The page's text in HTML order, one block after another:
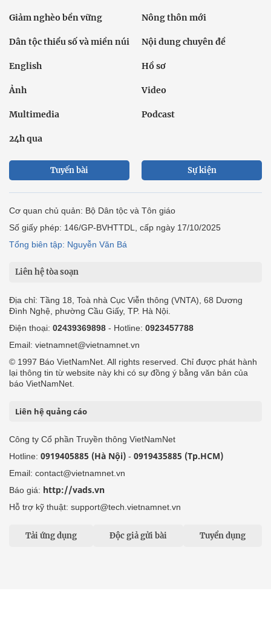
Giảm nghèo bền vững Nông thôn mới
Dân tộc thiểu số và miền núi Nội dung chuyên đề
English Hồ sơ
Ảnh Video
Multimedia Podcast
24h qua
Tuyến bài Sự kiện
Cơ quan chủ quản: Bộ Dân tộc và Tôn giáo
Số giấy phép: 146/GP-BVHTTDL, cấp ngày 17/10/2025
Tổng biên tập: Nguyễn Văn Bá
Liên hệ tòa soạn
Địa chỉ: Tầng 18, Toà nhà Cục Viễn thông (VNTA), 68 Dương
Đình Nghệ, phường Cầu Giấy, TP. Hà Nội.
Điện thoại: 02439369898 - Hotline: 0923457788
Email: vietnamnet@vietnamnet.vn
© 1997 Báo VietNamNet. All rights reserved. Chỉ được phát hành
lại thông tin từ website này khi có sự đồng ý bằng văn bản của
báo VietNamNet.
Liên hệ quảng cáo
Công ty Cổ phần Truyền thông VietNamNet
Hotline: 0919405885 (Hà Nội) - 0919435885 (Tp.HCM)
Email: contact@vietnamnet.vn
Báo giá: http://vads.vn
Hỗ trợ kỹ thuật: support@tech.vietnamnet.vn
Tải ứng dụng Độc giả gửi bài Tuyển dụng